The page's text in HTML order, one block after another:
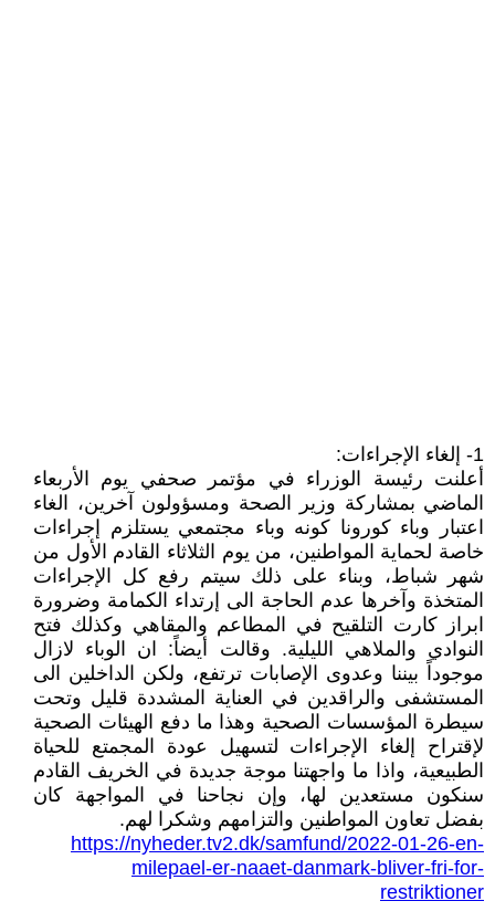
1- إلغاء الإجراءات:
أعلنت رئيسة الوزراء في مؤتمر صحفي يوم الأربعاء
الماضي بمشاركة وزير الصحة ومسؤولون آخرين، الغاء
اعتبار وباء كورونا كونه وباء مجتمعي يستلزم إجراءات
خاصة لحماية المواطنين، من يوم الثلاثاء القادم الأول من
شهر شباط، وبناء على ذلك سيتم رفع كل الإجراءات
المتخذة وآخرها عدم الحاجة الى إرتداء الكمامة وضرورة
ابراز كارت التلقيح في المطاعم والمقاهي وكذلك فتح
النوادي والملاهي الليلية. وقالت أيضاً: ان الوباء لازال
موجوداً بيننا وعدوى الإصابات ترتفع، ولكن الداخلين الى
المستشفى والراقدين في العناية المشددة قليل وتحت
سيطرة المؤسسات الصحية وهذا ما دفع الهيئات الصحية
لإقتراح إلغاء الإجراءات لتسهيل عودة المجمتع للحياة
الطبيعية، واذا ما واجهتنا موجة جديدة في الخريف القادم
سنكون مستعدين لها، وإن نجاحنا في المواجهة كان
بفضل تعاون المواطنين والتزامهم وشكرا لهم.
https://nyheder.tv2.dk/samfund/2022-01-26-en-
milepael-er-naaet-danmark-bliver-fri-for-
restriktioner